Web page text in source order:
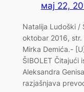
мај 22,
Natalija Ludoški /
oktobar 2016,
Mirka Demića.-
ŠIBOLET Čitajući
Aleksandra
razjašnjava